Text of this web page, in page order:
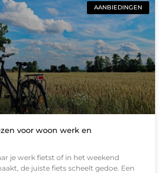
AANBIEDINGEN
voor woon werk en
je werk fietst of in het weekend
de juiste fiets scheelt gedoe. Een